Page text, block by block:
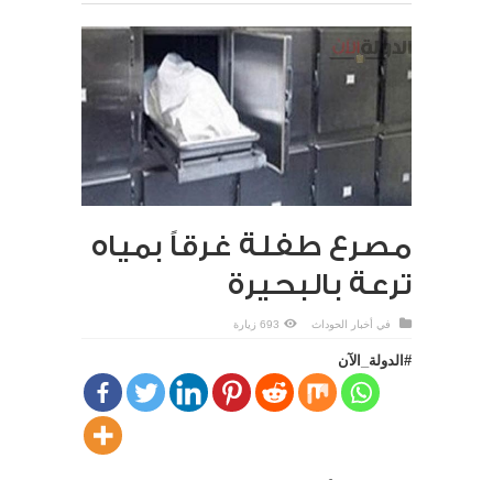
مصرع طفلة غرقاً بمياه
ترعة بالبحيرة
في أخبار الحوداث 693 زيارة
#الدولة_الآن